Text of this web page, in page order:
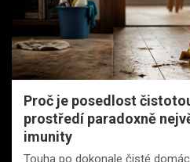
Proč je posedlost
prostředí paradoxně
imunity
Touha po dokonale čisté